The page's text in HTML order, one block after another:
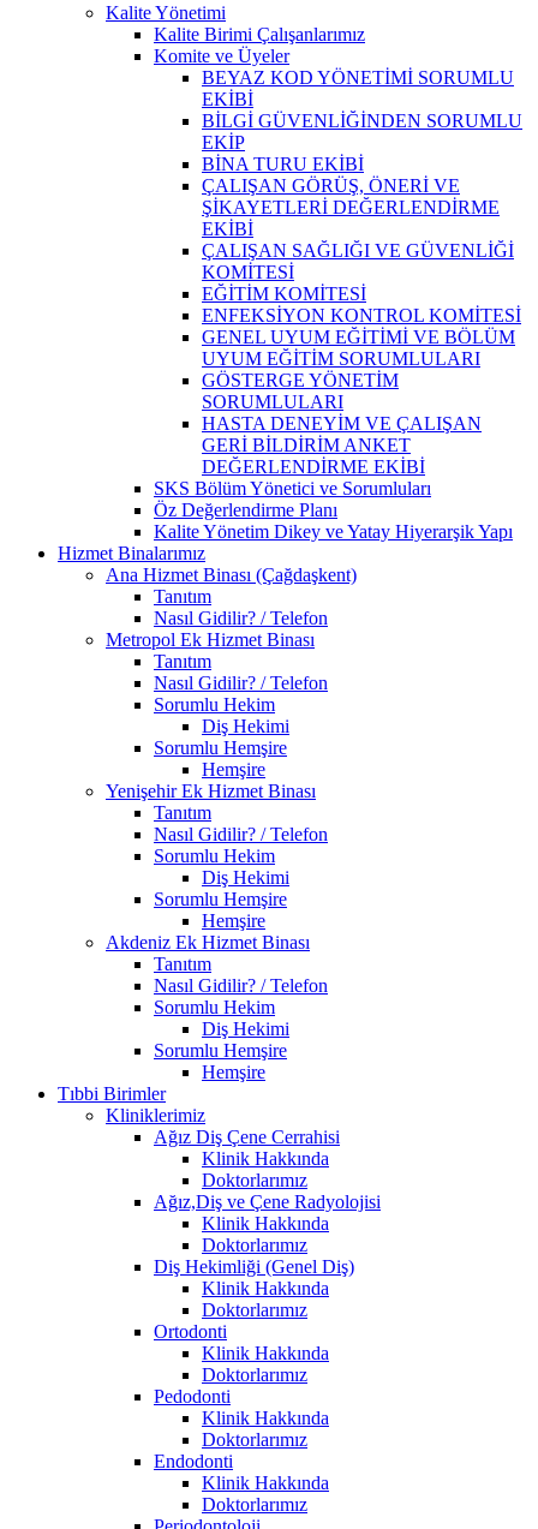
Kalite Yönetimi
Kalite Birimi Çalışanlarımız
Komite ve Üyeler
BEYAZ KOD YÖNETİMİ SORUMLU
EKİBİ
BİLGİ GÜVENLİĞİNDEN SORUMLU
EKİP
BİNA TURU EKİBİ
ÇALIŞAN GÖRÜŞ, ÖNERİ VE
ŞİKAYETLERİ DEĞERLENDİRME
EKİBİ
ÇALIŞAN SAĞLIĞI VE GÜVENLİĞİ
KOMİTESİ
EĞİTİM KOMİTESİ
ENFEKSİYON KONTROL KOMİTESİ
GENEL UYUM EĞİTİMİ VE BÖLÜM
UYUM EĞİTİM SORUMLULARI
GÖSTERGE YÖNETİM
SORUMLULARI
HASTA DENEYİM VE ÇALIŞAN
GERİ BİLDİRİM ANKET
DEĞERLENDİRME EKİBİ
SKS Bölüm Yönetici ve Sorumluları
Öz Değerlendirme Planı
Kalite Yönetim Dikey ve Yatay Hiyerarşik Yapı
Hizmet Binalarımız
Ana Hizmet Binası (Çağdaşkent)
Tanıtım
Nasıl Gidilir? / Telefon
Metropol Ek Hizmet Binası
Tanıtım
Nasıl Gidilir? / Telefon
Sorumlu Hekim
Diş Hekimi
Sorumlu Hemşire
Hemşire
Yenişehir Ek Hizmet Binası
Tanıtım
Nasıl Gidilir? / Telefon
Sorumlu Hekim
Diş Hekimi
Sorumlu Hemşire
Hemşire
Akdeniz Ek Hizmet Binası
Tanıtım
Nasıl Gidilir? / Telefon
Sorumlu Hekim
Diş Hekimi
Sorumlu Hemşire
Hemşire
Tıbbi Birimler
Kliniklerimiz
Ağız Diş Çene Cerrahisi
Klinik Hakkında
Doktorlarımız
Ağız,Diş ve Çene Radyolojisi
Klinik Hakkında
Doktorlarımız
Diş Hekimliği (Genel Diş)
Klinik Hakkında
Doktorlarımız
Ortodonti
Klinik Hakkında
Doktorlarımız
Pedodonti
Klinik Hakkında
Doktorlarımız
Endodonti
Klinik Hakkında
Doktorlarımız